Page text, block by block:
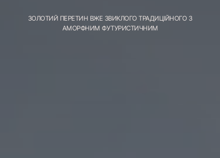
ЗОЛОТИЙ ПЕРЕТИН ВЖЕ ЗВИКЛОГО ТРАДИЦІЙНОГО З
АМОРФНИМ ФУТУРИСТИЧНИМ